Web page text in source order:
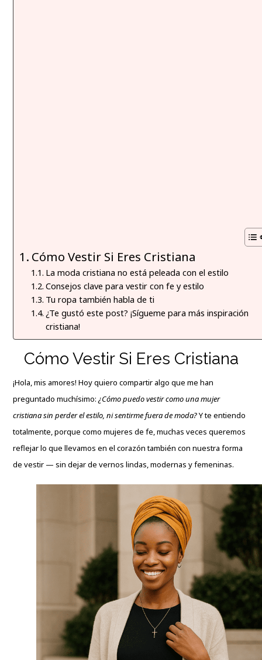
Cómo Vestir Si Eres Cristiana
La moda cristiana no está peleada con el estilo
Consejos clave para vestir con fe y estilo
Tu ropa también habla de ti
¿Te gustó este post? ¡Sígueme para más inspiración
cristiana!
Cómo Vestir Si Eres Cristiana
¡Hola, mis amores! Hoy quiero compartir algo que me han
preguntado muchísimo:¿Cómo puedo vestircomo una mujer
cristiana sin perder el estilo, ni sentirme fuera de moda?Y te entiendo
totalmente, porque como mujeres de fe, muchas veces queremos
reflejar lo que llevamos en el corazón también con nuestra forma
de vestir — sin dejar de vernos lindas, modernas y femeninas.